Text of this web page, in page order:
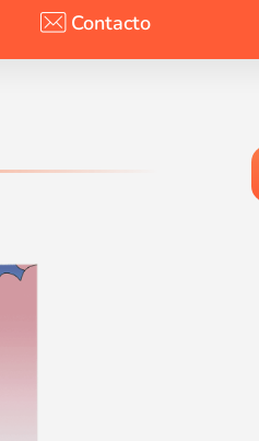
Contacto